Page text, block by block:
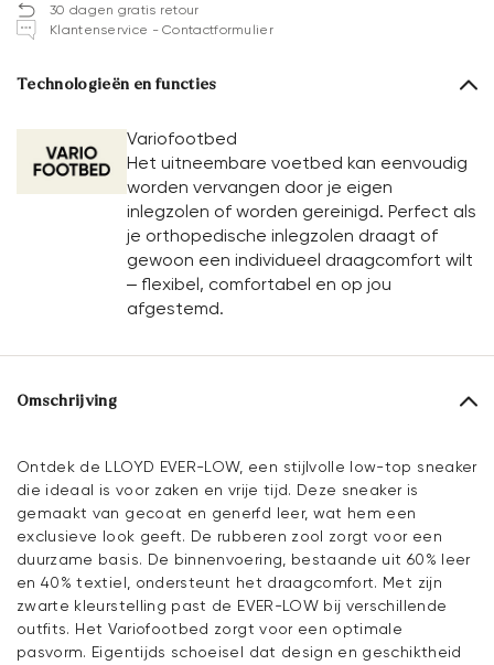
30 dagen gratis retour
Klantenservice - Contactformulier
Technologieën en functies
Variofootbed
Het uitneembare voetbed kan eenvoudig
worden vervangen door je eigen
inlegzolen of worden gereinigd. Perfect als
je orthopedische inlegzolen draagt of
gewoon een individueel draagcomfort wilt
– flexibel, comfortabel en op jou
afgestemd.
Omschrijving
Ontdek de LLOYD EVER-LOW, een stijlvolle low-top sneaker
die ideaal is voor zaken en vrije tijd. Deze sneaker is
gemaakt van gecoat en generfd leer, wat hem een
exclusieve look geeft. De rubberen zool zorgt voor een
duurzame basis. De binnenvoering, bestaande uit 60% leer
en 40% textiel, ondersteunt het draagcomfort. Met zijn
zwarte kleurstelling past de EVER-LOW bij verschillende
outfits. Het Variofootbed zorgt voor een optimale
pasvorm. Eigentijds schoeisel dat design en geschiktheid